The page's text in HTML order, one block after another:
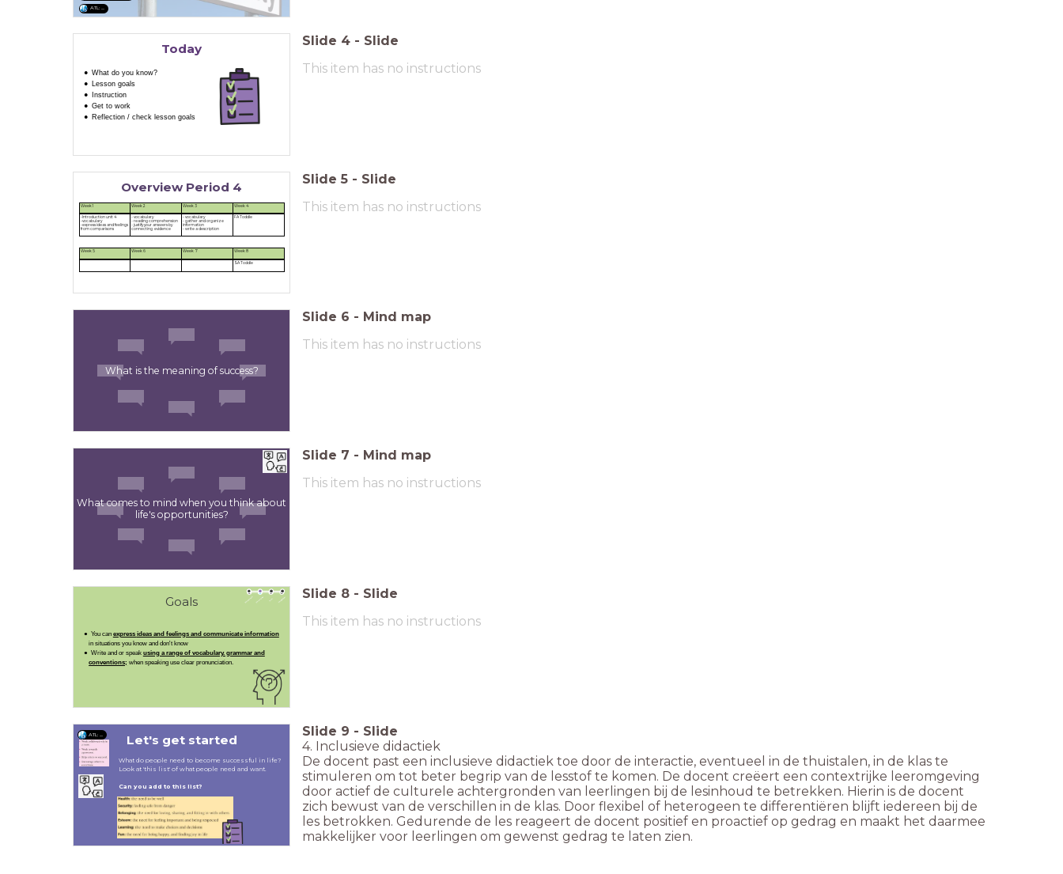
ATL: ....
Today
What do you know?
Lesson goals
Instruction
Get to work
Reflection / check lesson goals
Slide 4 - Slide
This item has no instructions
Overview Period 4
Week 1 Week 2 Week 3 Week 4
-Introduction unit 4
-vocabulary
-express ideas and feelings
from comparisons
- vocabulary
- reading comprehension
- justify your answers by
connecting evidence
- vocabulary
- gather and organize
information
- write a description
FA Toddle
Week 5 Week 6 Week 7 Week 8
SA Toddle
Slide 5 - Slide
This item has no instructions
What is the meaning of success?
Slide 6 - Mind map
This item has no instructions
What comes to mind when you think about
life's opportunities?
Slide 7 - Mind map
This item has no instructions
Goals
You can express ideas and feelings and communicate information
in situations you know and don't know
Write and or speak using a range of vocabulary. grammar and
conventions; when speaking use clear pronunciation.
Slide 8 - Slide
This item has no instructions
Let's get started
ATL: ....
What do people need to become successful in life?
Look at 'this list' of what people need and want.
Can you add to this list?
Slide 9 - Slide
4. Inclusieve didactiek
De docent past een inclusieve didactiek toe door de interactie, eventueel in de thuistalen, in de klas te
stimuleren om tot beter begrip van de lesstof te komen. De docent creëert een contextrijke leeromgeving
door actief de culturele achtergronden van leerlingen bij de lesinhoud te betrekken. Hierin is de docent
zich bewust van de verschillen in de klas. Door flexibel of heterogeen te differentiëren blijft iedereen bij de
les betrokken. Gedurende de les reageert de docent positief en proactief op gedrag en maakt het daarmee
makkelijker voor leerlingen om gewenst gedrag te laten zien.